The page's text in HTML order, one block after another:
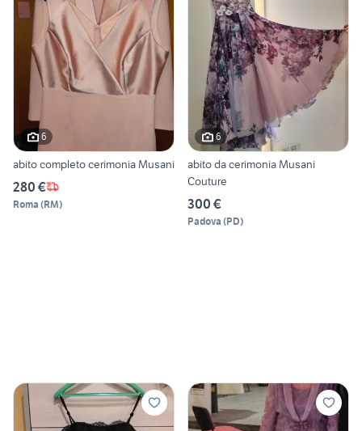
6
abito completo cerimonia Musani
280 €
Roma (RM)
6
abito da cerimonia Musani
Couture
300 €
Padova (PD)